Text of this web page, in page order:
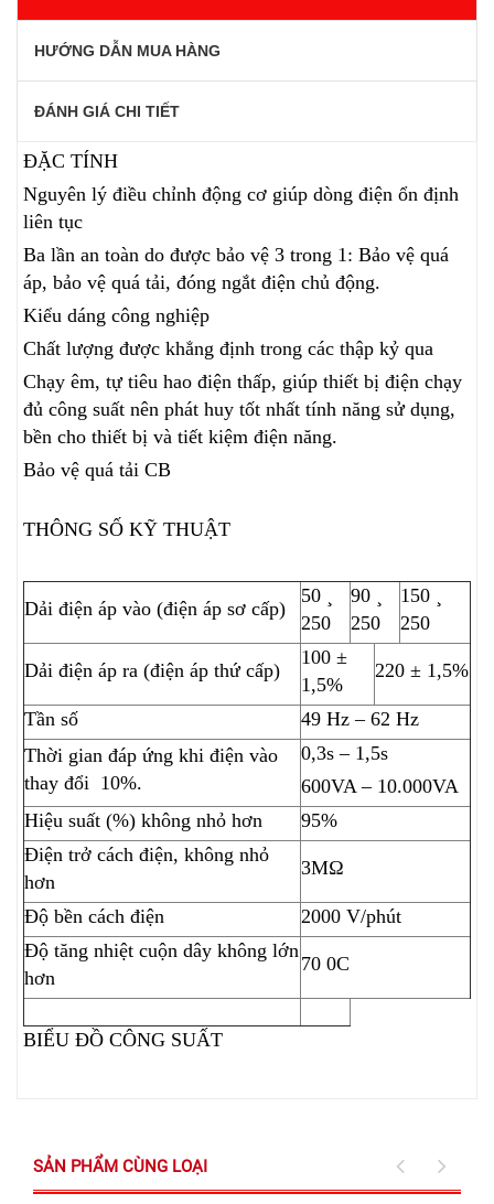
HƯỚNG DẪN MUA HÀNG
ĐÁNH GIÁ CHI TIẾT
ĐẶC TÍNH
Nguyên lý điều chỉnh động cơ giúp dòng điện ổn định
liên tục
Ba lần an toàn do được bảo vệ 3 trong 1: Bảo vệ quá
áp, bảo vệ quá tải, đóng ngắt điện chủ động.
Kiểu dáng công nghiệp
Chất lượng được khẳng định trong các thập kỷ qua
Chạy êm, tự tiêu hao điện thấp, giúp thiết bị điện chạy
đủ công suất nên phát huy tốt nhất tính năng sử dụng,
bền cho thiết bị và tiết kiệm điện năng.
Bảo vệ quá tải CB
THÔNG SỐ KỸ THUẬT
Dải điện áp vào (điện áp sơ cấp)
50 ¸
250
90 ¸
250
150 ¸
250
Dải điện áp ra (điện áp thứ cấp)
100 ±
1,5%
220 ± 1,5%
Tần số
49 Hz – 62 Hz
Thời gian đáp ứng khi điện vào
thay đổi 10%.
0,3s – 1,5s
600VA – 10.000VA
Hiệu suất (%) không nhỏ hơn
95%
Điện trở cách điện, không nhỏ
hơn
3MΩ
Độ bền cách điện
2000 V/phút
Độ tăng nhiệt cuộn dây không lớn
hơn
70 0C
BIỂU ĐỒ CÔNG SUẤT
SẢN PHẨM CÙNG LOẠI